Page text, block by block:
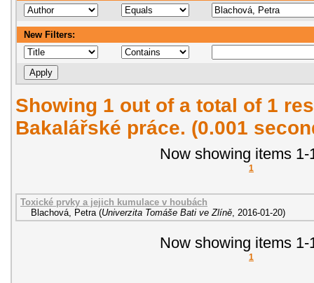
New Filters:
Showing 1 out of a total of 1
Bakalářské práce. (0.001
Now showing items 1-
1
Toxické prvky a jejich kumulace v houbách
Blachová, Petra (Univerzita Tomáše Bati ve Zlíně, 2016-01-20)
Now showing items 1-
1